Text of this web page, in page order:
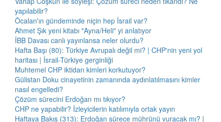
yapılabilir?
Öcalan'ın gündeminde niçin hep İsrail var?
Ahmet Şık yeni kitabı "Ayna/Heli" yi anlatıyor
İBB Davası canlı yayınlansa neler olurdu?
Hafta Başı (80): Türkiye Avrupalı değil mi? | CHP'nin yeni yol
haritası | İsrail-Türkiye gerginliği
Muhtemel CHP iktidarı kimleri korkutuyor?
Gülistan Doku cinayetinin zamanında aydınlatılmasını kimler
nasıl engelledi?
Çözüm sürecini Erdoğan mı tıkıyor?
CHP ne yapabilir? İzleyicilerin katılımıyla ortak yayın
Haftaya Bakış (313): Erdoğan sürece mührünü vuracak mı? |